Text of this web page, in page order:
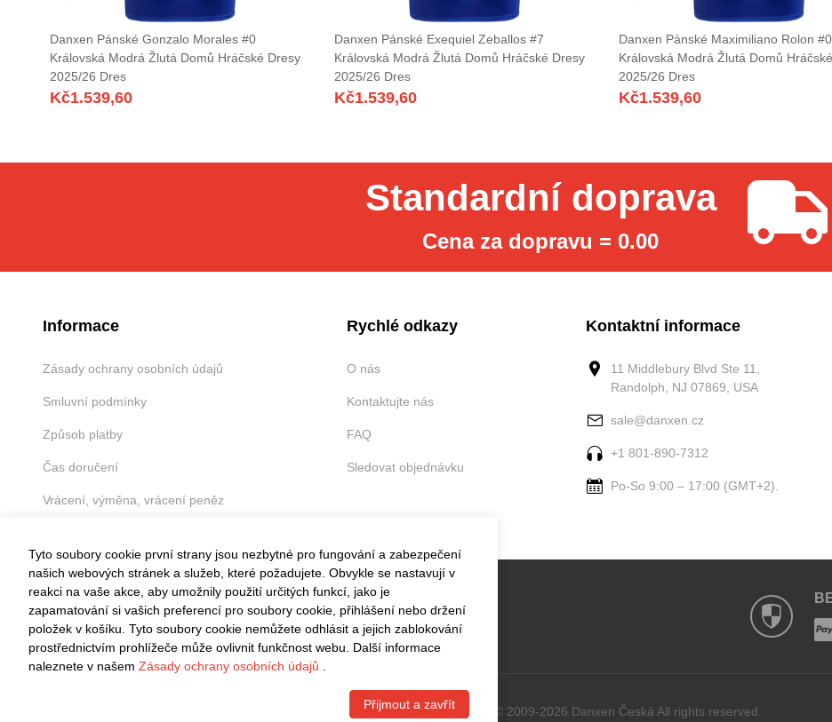
Danxen Pánské Gonzalo Morales #0
Královská Modrá Žlutá Domů Hráčské Dresy
2025/26 Dres
Kč1.539,60
Danxen Pánské Exequiel Zeballos #7
Královská Modrá Žlutá Domů Hráčské Dresy
2025/26 Dres
Kč1.539,60
Danxen Pánské Maximiliano Rolon #0
Královská Modrá Žlutá Domů
2025/26 Dres
Kč1.539,60
Standardní doprava
Cena za dopravu = 0.00
Informace
Zásady ochrany osobních údajů
Smluvní podmínky
Způsob platby
Čas doručení
Vrácení, výměna, vrácení peněz
Rychlé odkazy
O nás
Kontaktujte nás
FAQ
Sledovat objednávku
Kontaktní informace
11 Middlebury Blvd Ste 11,
Randolph, NJ 07869, USA
sale@danxen.cz
+1 801-890-7312
Po-So 9:00 – 17:00 (GMT+2).
VRÁCENÍ ZDARMA
Snadné vrácení do 30 dnů
Copyright © 2009-2026 Danxen Česká All rights reserved
Tyto soubory cookie první strany jsou nezbytné pro fungování a zabezpečení
našich webových stránek a služeb, které požadujete. Obvykle se nastavují v
reakci na vaše akce, aby umožnily použití určitých funkcí, jako je
zapamatování si vašich preferencí pro soubory cookie, přihlášení nebo držení
položek v košíku. Tyto soubory cookie nemůžete odhlásit a jejich zablokování
prostřednictvím prohlížeče může ovlivnit funkčnost webu. Další informace
naleznete v našem Zásady ochrany osobních údajů
Přijmout a zavřít